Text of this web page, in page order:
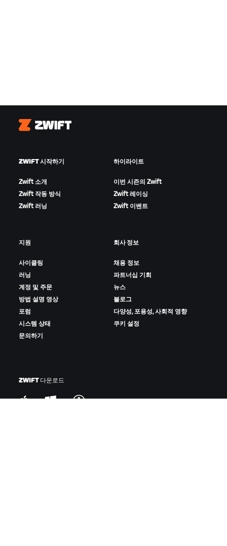
Zwift
ZWIFT 시작하기
Zwift 소개
Zwift 작동 방식
Zwift 러닝
하이라이트
이번 시즌의 Zwift
Zwift 레이싱
Zwift 이벤트
지원
사이클링
러닝
계정 및 주문
방법 설명 영상
포럼
시스템 상태
문의하기
회사 정보
채용 정보
파트너십 기회
뉴스
블로그
다양성, 포용성, 사회적 영향
쿠키 설정
ZWIFT 다운로드